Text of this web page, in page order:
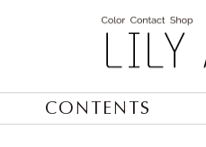
CONTENTS